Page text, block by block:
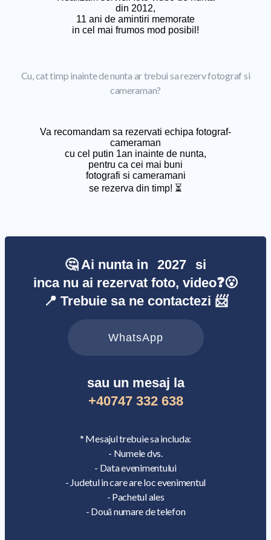
din 2012,
11 ani de amintiri memorate
in cel mai frumos mod posibil!
Cu, cat timp inainte de nunta ar trebui sa rezerv fotograf si
cameraman?
Va recomandam sa rezervati echipa fotograf-
cameraman
cu cel putin 1an inainte de nunta,
pentru ca cei mai buni
fotografi si cameramani
se rezerva din timp! ⏳
🤔 Ai nunta in 2027
si
inca nu ai rezervat foto, video❓😮
📍 Trebuie sa ne contactezi 📨
WhatsApp
sau un mesaj la
+40747 332 638
* Mesajul trebuie sa includa:
- Numele dvs.
- Data evenimentului
- Judetul in care are loc evenimentul
- Pachetul ales
- Două numare de telefon